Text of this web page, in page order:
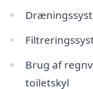
Brug af
toiletskyl